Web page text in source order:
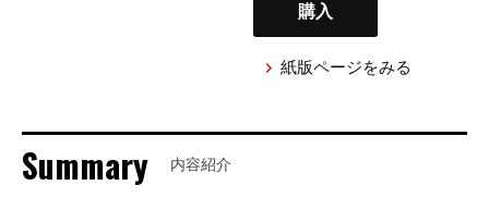
購入
紙版ページをみる
Summary 内容紹介